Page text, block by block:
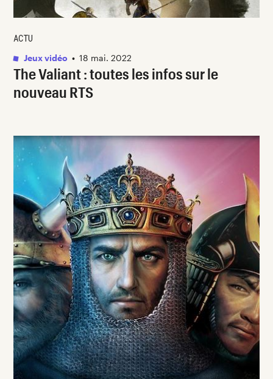
The Valiant : toutes les infos sur le
nouveau RTS
ACTU
Jeux vidéo • 18 mai. 2022